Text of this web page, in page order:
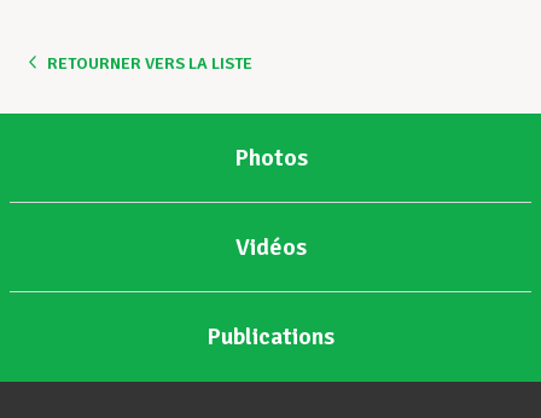
RETOURNER VERS LA LISTE
Photos
Vidéos
Publications